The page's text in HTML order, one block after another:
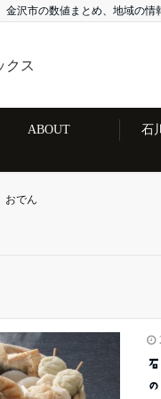
沢市の数値まとめ、地域の情
ABOUT 石
おでん